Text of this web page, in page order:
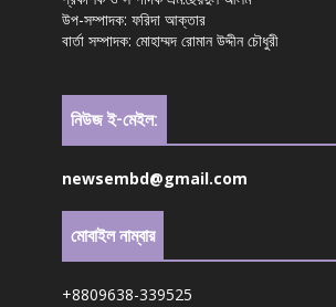
উপ-সম্পাদক: ফরিদা আক্তার
বার্তা সম্পাদক: মোহাম্মদ রোমান উদ্দীন চৌধুরী
নিউজ ই-মেইল:
newsembd@gmail.com
মোবাইল নাম্বার
+8809638-339525